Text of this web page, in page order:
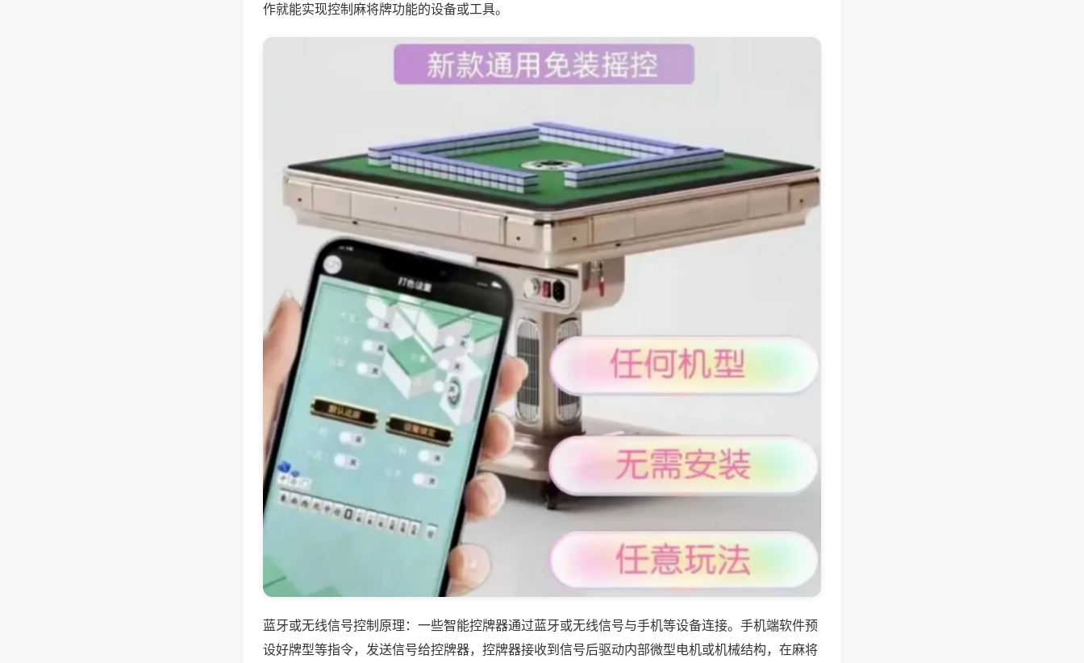
作就能实现控制麻将牌功能的设备或工具。
蓝牙或无线信号控制原理：一些智能控牌器通过蓝牙或无线信号与手机等设备连接。手机端软件预
设好牌型等指令，发送信号给控牌器，控牌器接收到信号后驱动内部微型电机或机械结构，在麻将